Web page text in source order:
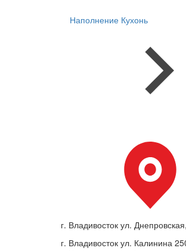
Наполнение Кухонь
г. Владивосток ул.
г. Владивосток ул. Калинина